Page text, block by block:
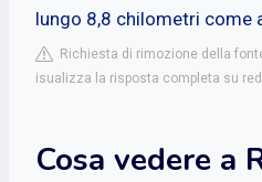
lungo 8,8 chilometri come
Richiesta di rimozione della
isualizza la risposta completa su
Cosa vedere a